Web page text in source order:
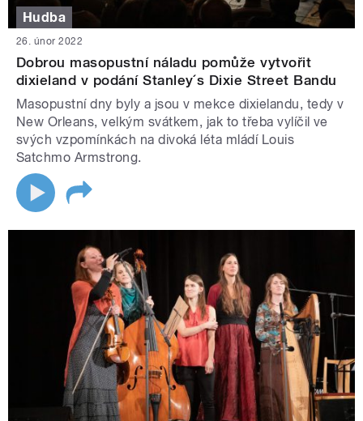
Hudba
26. únor 2022
Dobrou masopustní náladu pomůže vytvořit
dixieland v podání Stanley´s Dixie Street Bandu
Masopustní dny byly a jsou v mekce dixielandu, tedy v
New Orleans, velkým svátkem, jak to třeba vylíčil ve
svých vzpomínkách na divoká léta mládí Louis
Satchmo Armstrong.